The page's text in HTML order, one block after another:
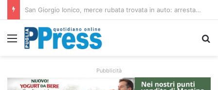
Bari trasforma una villa confiscata alla mafia in un micro nido: nasce anche il cimitero per animali
Menu
Pubblicità